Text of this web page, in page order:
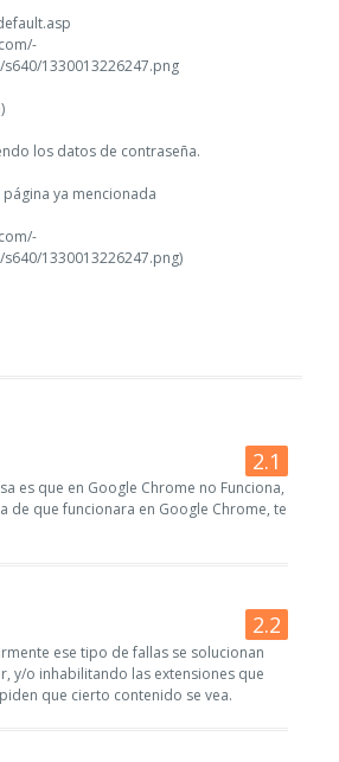
s640/1330013226247.png
los datos de contraseña.
ya mencionada
s640/1330013226247.png)
es que en Google Chrome no Funciona,
de que funcionara en Google Chrome, te
ese tipo de fallas se solucionan
y/o inhabilitando las extensiones que
que cierto contenido se vea.